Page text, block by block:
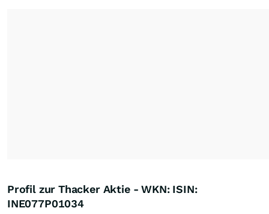
Profil zur Thacker Aktie - WKN: ISIN:
INE077P01034